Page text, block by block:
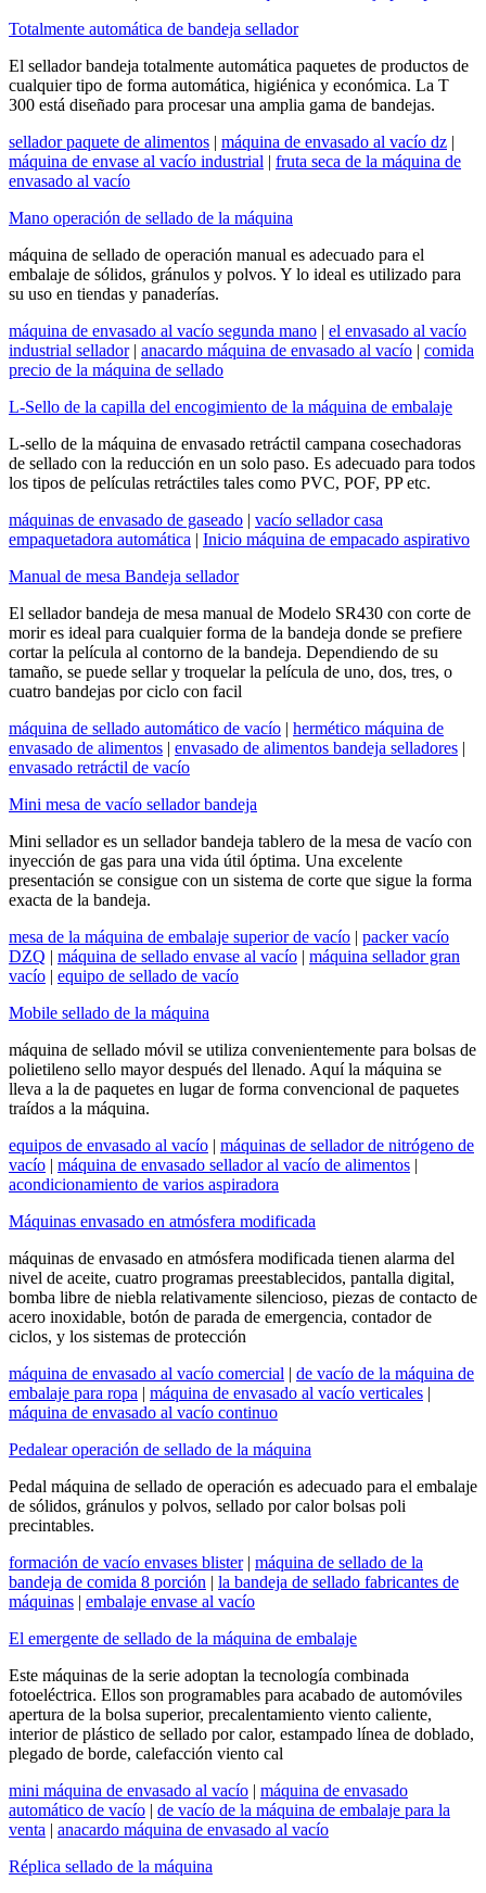
Totalmente automática de bandeja sellador
El sellador bandeja totalmente automática paquetes de productos de
cualquier tipo de forma automática, higiénica y económica. La T
300 está diseñado para procesar una amplia gama de bandejas.
sellador paquete de alimentos | máquina de envasado al vacío dz |
máquina de envase al vacío industrial | fruta seca de la máquina de
envasado al vacío
Mano operación de sellado de la máquina
máquina de sellado de operación manual es adecuado para el
embalaje de sólidos, gránulos y polvos. Y lo ideal es utilizado para
su uso en tiendas y panaderías.
máquina de envasado al vacío segunda mano | el envasado al vacío
industrial sellador| anacardo máquina de envasado al vacío | comida
precio de la máquina de sellado
L-Sello de la capilla del encogimiento de la máquina de embalaje
L-sello de la máquina de envasado retráctil campana cosechadoras
de sellado con la reducción en un solo paso. Es adecuado para todos
los tipos de películas retráctiles tales como PVC, POF, PP etc.
máquinas de envasado de gaseado | vacío sellador casa
empaquetadora automática | Inicio máquina de empacado aspirativo
Manual de mesa Bandeja sellador
El sellador bandeja de mesa manual de Modelo SR430 con corte de
morir es ideal para cualquier forma de la bandeja donde se prefiere
cortar la película al contorno de la bandeja. Dependiendo de su
tamaño, se puede sellar y troquelar la película de uno, dos, tres, o
cuatro bandejas por ciclo con facil
máquina de sellado automático de vacío | hermético máquina de
envasado de alimentos | envasado de alimentos bandeja selladores |
envasado retráctil de vacío
Mini mesa de vacío sellador bandeja
Mini sellador es un sellador bandeja tablero de la mesa de vacío con
inyección de gas para una vida útil óptima. Una excelente
presentación se consigue con un sistema de corte que sigue la forma
exacta de la bandeja.
mesa de la máquina de embalaje superior de vacío | packer vacío
DZQ | máquina de sellado envase al vacío | máquina sellador gran
vacío | equipo de sellado de vacío
Mobile sellado de la máquina
máquina de sellado móvil se utiliza convenientemente para bolsas de
polietileno sello mayor después del llenado. Aquí la máquina se
lleva a la de paquetes en lugar de forma convencional de paquetes
traídos a la máquina.
equipos de envasado al vacío | máquinas de sellador de nitrógeno de
vacío | máquina de envasado sellador al vacío de alimentos |
acondicionamiento de varios aspiradora
Máquinas envasado en atmósfera modificada
máquinas de envasado en atmósfera modificada tienen alarma del
nivel de aceite, cuatro programas preestablecidos, pantalla digital,
bomba libre de niebla relativamente silencioso, piezas de contacto de
acero inoxidable, botón de parada de emergencia, contador de
ciclos, y los sistemas de protección
máquina de envasado al vacío comercial | de vacío de la máquina de
embalaje para ropa | máquina de envasado al vacío verticales |
máquina de envasado al vacío continuo
Pedalear operación de sellado de la máquina
Pedal máquina de sellado de operación es adecuado para el embalaje
de sólidos, gránulos y polvos, sellado por calor bolsas poli
precintables.
formación de vacío envases blister| máquina de sellado de la
bandeja de comida 8 porción | la bandeja de sellado fabricantes de
máquinas | embalaje envase al vacío
El emergente de sellado de la máquina de embalaje
Este máquinas de la serie adoptan la tecnología combinada
fotoeléctrica. Ellos son programables para acabado de automóviles
apertura de la bolsa superior, precalentamiento viento caliente,
interior de plástico de sellado por calor, estampado línea de doblado,
plegado de borde, calefacción viento cal
mini máquina de envasado al vacío | máquina de envasado
automático de vacío | de vacío de la máquina de embalaje para la
venta | anacardo máquina de envasado al vacío
Réplica sellado de la máquina